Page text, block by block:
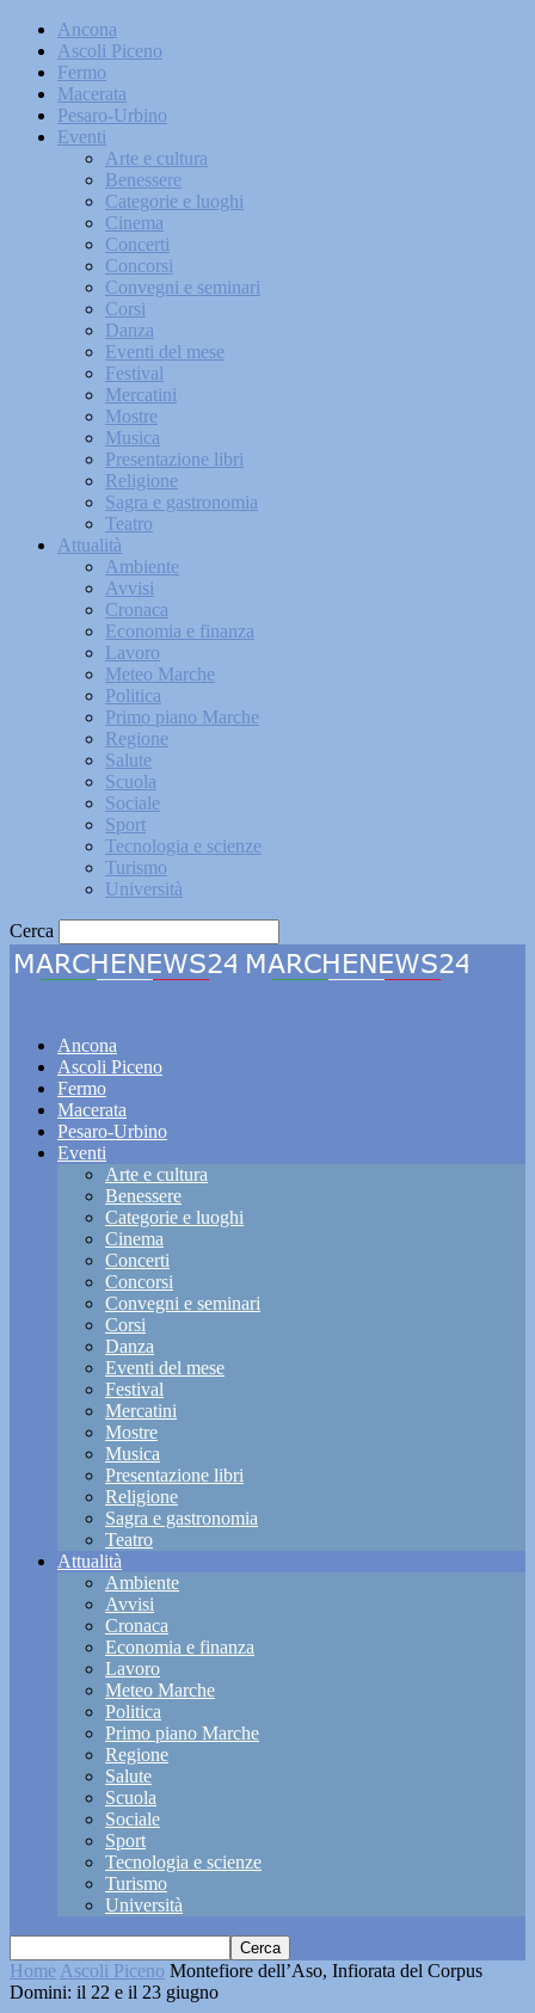
Ancona
Ascoli Piceno
Fermo
Macerata
Pesaro-Urbino
Eventi
Arte e cultura
Benessere
Categorie e luoghi
Cinema
Concerti
Concorsi
Convegni e seminari
Corsi
Danza
Eventi del mese
Festival
Mercatini
Mostre
Musica
Presentazione libri
Religione
Sagra e gastronomia
Teatro
Attualità
Ambiente
Avvisi
Cronaca
Economia e finanza
Lavoro
Meteo Marche
Politica
Primo piano Marche
Regione
Salute
Scuola
Sociale
Sport
Tecnologia e scienze
Turismo
Università
Cerca
Ancona
Ascoli Piceno
Fermo
Macerata
Pesaro-Urbino
Eventi
Arte e cultura
Benessere
Categorie e luoghi
Cinema
Concerti
Concorsi
Convegni e seminari
Corsi
Danza
Eventi del mese
Festival
Mercatini
Mostre
Musica
Presentazione libri
Religione
Sagra e gastronomia
Teatro
Attualità
Ambiente
Avvisi
Cronaca
Economia e finanza
Lavoro
Meteo Marche
Politica
Primo piano Marche
Regione
Salute
Scuola
Sociale
Sport
Tecnologia e scienze
Turismo
Università
Home Ascoli Piceno Montefiore dell’Aso, Infiorata del Corpus
Domini: il 22 e il 23 giugno